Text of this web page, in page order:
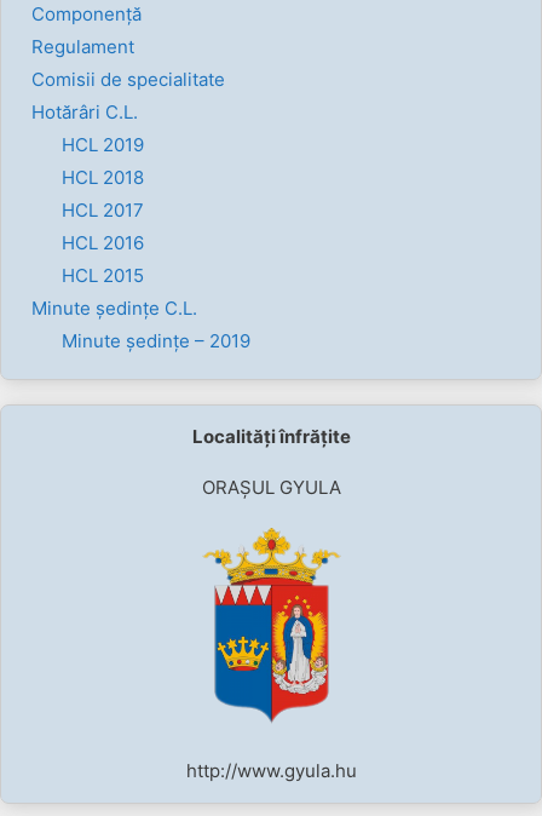
Componenţă
Regulament
Comisii de specialitate
Hotărâri C.L.
HCL 2019
HCL 2018
HCL 2017
HCL 2016
HCL 2015
Minute ședințe C.L.
Minute ședințe – 2019
Localități înfrățite
ORAȘUL GYULA
http://www.gyula.hu